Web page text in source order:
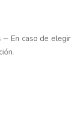
‒ En caso de